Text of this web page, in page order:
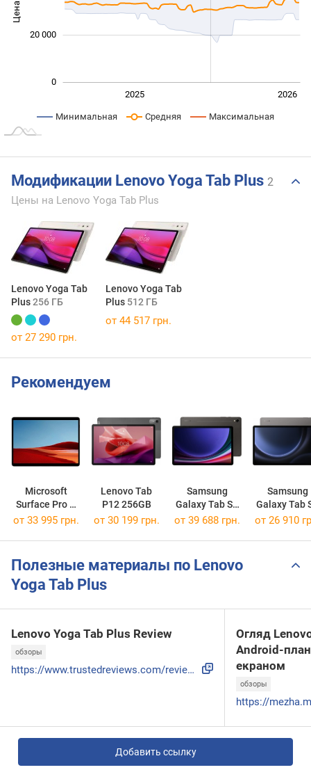
Цена
0
20 000
2025 2026
Минимальная Средняя Максимальная
Модификации Lenovo Yoga Tab Plus 2
Цены на Lenovo Yoga Tab Plus
Lenovo Yoga Tab
Plus256 ГБ
Lenovo Yoga Tab
Plus 512 ГБ
от 27 290 грн.
от 44 517 грн.
Рекомендуем
Microsoft
Surface Pro X
256GB
Lenovo Tab
P12 256GB
Samsung
Galaxy Tab S9
256GB
Samsung
Galaxy Tab
FE Plus
от 33 995 грн. от 30 199 грн. от 39 688 грн. от 26 910
Полезные материалы по Lenovo
Yoga Tab Plus
Lenovo Yoga Tab Plus Review
обзоры
https://www.trustedreviews.com/reviews/lenovo-yoga-tab-plus
Огляд
Android-
екраном
обзоры
Добавить ссылку